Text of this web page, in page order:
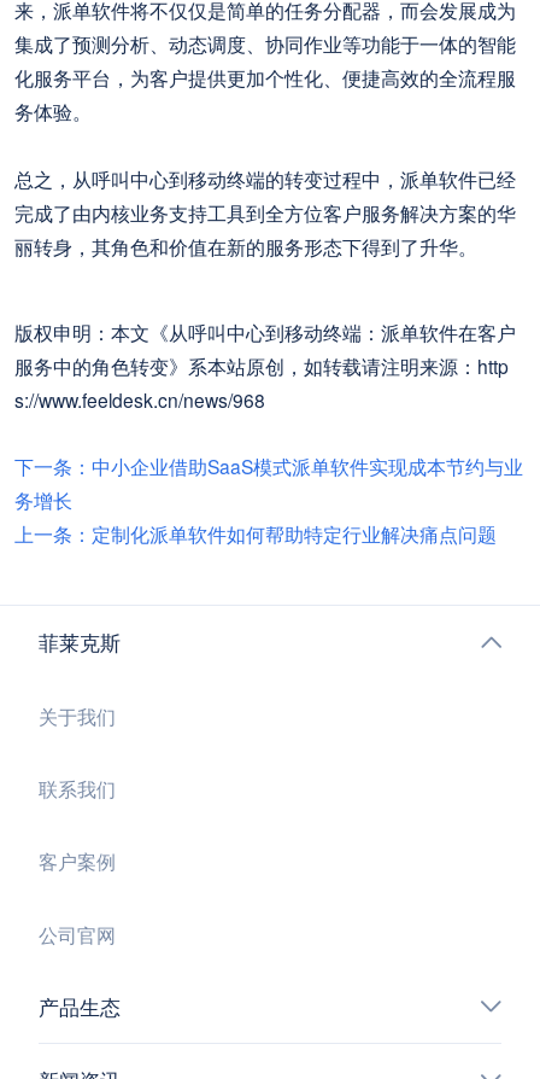
来，派单软件将不仅仅是简单的任务分配器，而会发展成为
集成了预测分析、动态调度、协同作业等功能于一体的智能
化服务平台，为客户提供更加个性化、便捷高效的全流程服
务体验。
总之，从呼叫中心到移动终端的转变过程中，派单软件已经
完成了由内核业务支持工具到全方位客户服务解决方案的华
丽转身，其角色和价值在新的服务形态下得到了升华。
版权申明：本文《从呼叫中心到移动终端：派单软件在客户
服务中的角色转变》系本站原创，如转载请注明来源：http
s://www.feeldesk.cn/news/968
下一条：中小企业借助SaaS模式派单软件实现成本节约与业
务增长
上一条：定制化派单软件如何帮助特定行业解决痛点问题
菲莱克斯
关于我们
联系我们
客户案例
公司官网
产品生态